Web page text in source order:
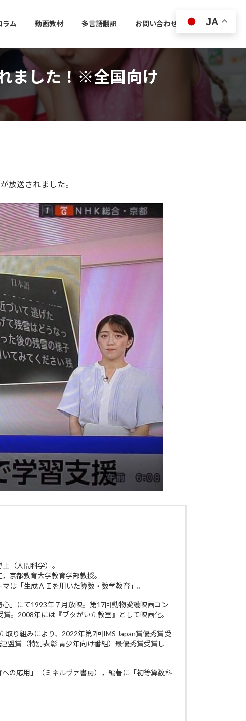
ラム 動画教材 多言語翻訳 お問い合わせ
ました！※全国向け
放送されました。
（人間科学）。
京都教育大学教育学部教授。
は「生成ＡＩを用いた算数・数学教育」。
」にて1993年７月放映。第17回動物愛護映画コン
。2008年には『ブタがいた教室』として映画化。
り組みにより、2022年第7回IMS Japan賞優秀賞受
盟賞（特別表彰 青少年向け番組）最優秀賞受賞し
の応用」（ミネルヴァ書房），編著に「初等算数科
JA